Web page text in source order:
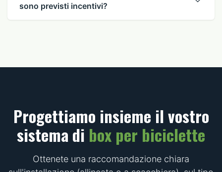
sono previsti incentivi?
Progettiamo insieme il vostro
sistema di box per biciclette
Ottenete una raccomandazione chiara